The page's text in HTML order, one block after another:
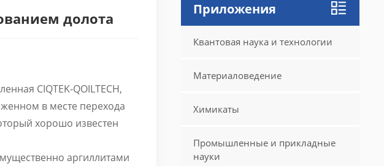
долота
CIQTEK-QOILTECH,
в месте перехода
хорошо известен
аргиллитами
Приложения
Квантовая наука и технологии
Материаловедение
Химикаты
Промышленные и прикладные
науки